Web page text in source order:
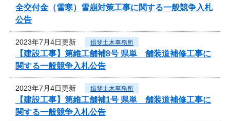
全交付金（雪寒）雪崩対策工事に関する一般競争入札
公告
2023年7月4日更新 揖斐土木事務所
【建設工事】第維工舗補8号 県単 舗装道補修工事に
関する一般競争入札公告
2023年7月4日更新 揖斐土木事務所
【建設工事】第維工舗補1号 県単 舗装道補修工事に
関する一般競争入札公告